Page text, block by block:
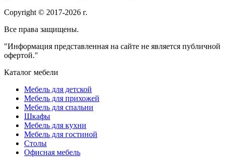
Copyright © 2017-2026 г.
Все права защищены.
"Информация представленная на сайте не является публичной
офертой."
Каталог мебели
Мебель для детской
Мебель для прихожей
Мебель для спальни
Шкафы
Мебель для кухни
Мебель для гостиной
Столы
Офисная мебель